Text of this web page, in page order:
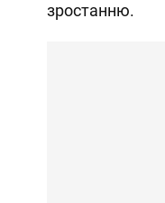
зростанню.